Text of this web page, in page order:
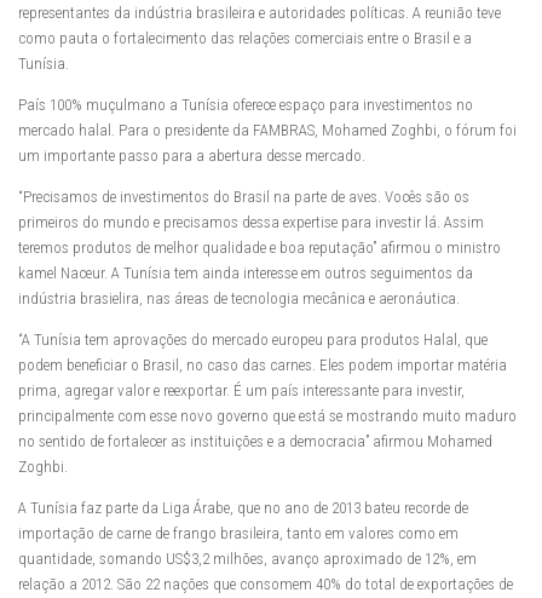
representantes da indústria brasileira e autoridades políticas. A reunião teve
como pauta o fortalecimento das relações comerciais entre o Brasil e a
Tunísia.
País 100% muçulmano a Tunísia oferece espaço para investimentos no
mercado halal. Para o presidente da FAMBRAS, Mohamed Zoghbi, o fórum foi
um importante passo para a abertura desse mercado.
“Precisamos de investimentos do Brasil na parte de aves. Vocês são os
primeiros do mundo e precisamos dessa expertise para investir lá. Assim
teremos produtos de melhor qualidade e boa reputação” afirmou o ministro
kamel Naceur. A Tunísia tem ainda interesse em outros seguimentos da
indústria brasielira, nas áreas de tecnologia mecânica e aeronáutica.
“A Tunísia tem aprovações do mercado europeu para produtos Halal, que
podem beneficiar o Brasil, no caso das carnes. Eles podem importar matéria
prima, agregar valor e reexportar. É um país interessante para investir,
principalmente com esse novo governo que está se mostrando muito maduro
no sentido de fortalecer as instituições e a democracia” afirmou Mohamed
Zoghbi.
A Tunísia faz parte da Liga Árabe, que no ano de 2013 bateu recorde de
importação de carne de frango brasileira, tanto em valores como em
quantidade, somando US$3,2 milhões, avanço aproximado de 12%, em
relação a 2012. São 22 nações que consomem 40% do total de exportações de